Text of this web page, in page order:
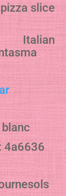
slice